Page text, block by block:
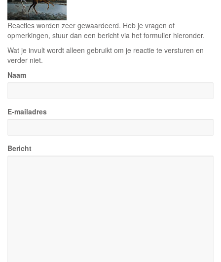
Reacties worden zeer gewaardeerd. Heb je vragen of
opmerkingen, stuur dan een bericht via het formulier hieronder.
Wat je invult wordt alleen gebruikt om je reactie te versturen en
verder niet.
Naam
E-mailadres
Bericht